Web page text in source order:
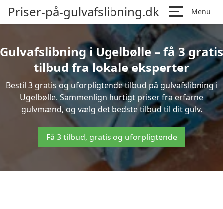
Priser-på-gulvafslibning.dk Menu
Gulvafslibning i Ugelbølle – få 3 gratis
tilbud fra lokale eksperter
Bestil 3 gratis og uforpligtende tilbud på gulvafslibning i
Ugelbølle. Sammenlign hurtigt priser fra erfarne
gulvmænd, og vælg det bedste tilbud til dit gulv.
Få 3 tilbud, gratis og uforpligtende